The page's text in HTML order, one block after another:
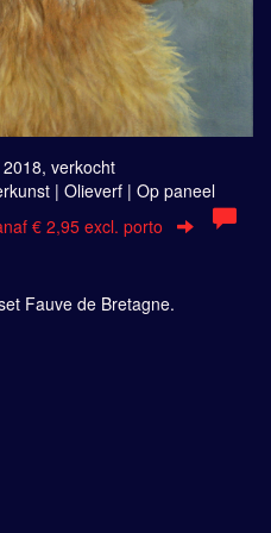
verkocht
| Olieverf | Op paneel
€ 2,95 excl. porto
Fauve de Bretagne.